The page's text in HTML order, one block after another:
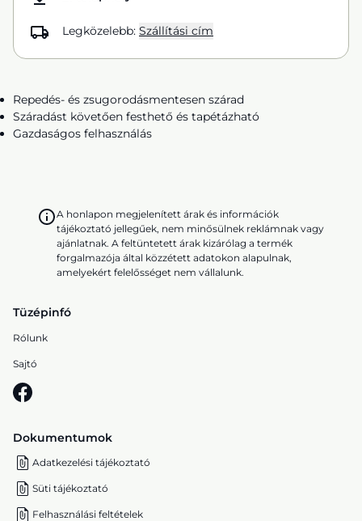
Legközelebb: Szállítási cím
Repedés- és zsugorodásmentesen szárad
Száradást követően festhető és tapétázható
Gazdaságos felhasználás
A honlapon megjelenített árak és információk
tájékoztató jellegűek, nem minősülnek reklámnak vagy
ajánlatnak. A feltüntetett árak kizárólag a termék
forgalmazója által közzétett adatokon alapulnak,
amelyekért felelősséget nem vállalunk.
Tüzépinfó
Rólunk
Sajtó
Dokumentumok
Adatkezelési tájékoztató
Süti tájékoztató
Felhasználási feltételek